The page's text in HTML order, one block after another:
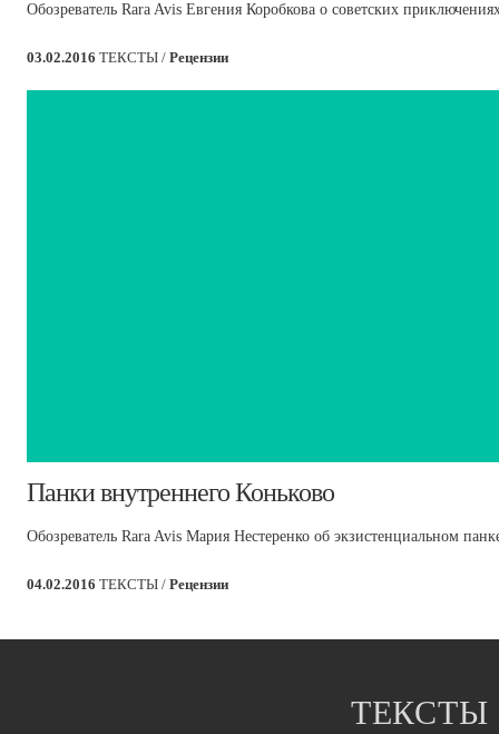
Обозреватель Rara Avis Евгения Коробкова о советских
03.02.2016 ТЕКСТЫ / Рецензии
​Панки внутреннего Коньково
Обозреватель Rara Avis Мария Нестеренко об экзистенциальном
04.02.2016 ТЕКСТЫ / Рецензии
ТЕКСТЫ